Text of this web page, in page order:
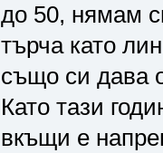
до 50, нямам
търча като
също си дава
Като тази
вкъщи е